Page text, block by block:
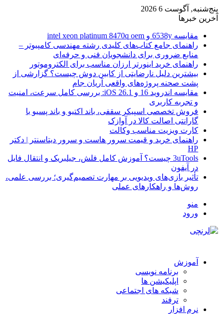
پنج‌شنبه, آگوست 6 2026
آخرین خبرها
مقایسه 6538y و intel xeon platinum 8470q oem
راهنمای جامع کتاب‌های کلیدی رشته مهندسی کامپیوتر –
منابع ضروری برای دانشجویان فنی و حرفه‌ای
راهنمای خرید اینورتر ارزان مناسب برای الکتروموتور
بیشترین دلیل نارضایتی از کابین دوش چیست؟ گزارشی از
پشت صحنه پروژه‌های واقعی آریان جام
مقایسه اندروید 16 و iOS 26.1: بررسی کامل سرعت، امنیت
و تجربه کاربری
فروش تخصصی اسپیکر سقفی، باند اکتیو و باند پسیو با
گارانتی اصالت کالا در آوازک
کارت ویزیت مناسب وکالت
راهنمای خرید و قیمت سرور هاست و سرور دیتاسنتر | دکتر
HP
3uTools چیست؟ آموزش کامل فلش، جیلبریک و انتقال فایل
در آیفون
تأثیر بازی‌های ویدیویی بر مهارت تصمیم‌گیری؛ بررسی علمی،
روش‌ها و راهکارهای عملی
منو
ورود
آموزش
برنامه نویسی
اپلیکیشن ها
شبکه های اجتماعی
ترفند
نرم افزار